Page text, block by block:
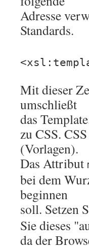
Adresse
Standards.
Mit dieser
umschließt
das
zu CSS.
(Vorlagen).
Das Attribut
bei dem
beginnen
soll. Setzen
Sie dieses
da der